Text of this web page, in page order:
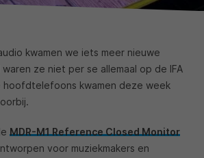
kwamen we iets meer nieuwe
ze niet per se allemaal op de IFA
hoofdtelefoons kwamen deze week
MDR-M1 Reference Closed Monitor
voor muziekmakers en